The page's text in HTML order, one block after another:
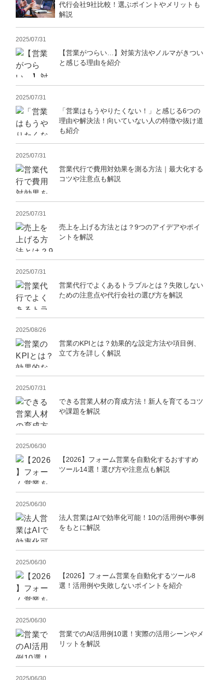
代行会社9社比較！選ぶポイントやメリットも
解説
2025/07/31
【営業がつらい…】対策方法やノルマがきつい
と感じる理由を紹介
2025/07/31
「営業はもうやりたくない！」と感じる6つの
理由や解決法！向いていない人の特徴や抜け道
も紹介
2025/07/31
営業代行で費用対効果を測る方法｜最大化する
コツや注意点も解説
2025/07/31
売上を上げる方法とは？9つのアイデアやポイ
ントを解説
2025/07/31
営業代行でよくあるトラブルとは？失敗しない
ための注意点や代行会社の選び方を解説
2025/08/26
営業のKPIとは？効果的な設定方法や項目例、
立て方を詳しく解説
2025/07/31
できる営業人材の育成方法！新人を育てるコツ
や課題を解説
2025/06/30
【2026】フォーム営業を自動化するおすすめ
ツール14選！選び方や注意点も解説
2025/06/30
法人営業はAIで効率化可能！10の活用例や事例
をもとに解説
2025/06/30
【2026】フォーム営業を自動化するツール8
選！活用例や失敗しないポイントを紹介
2025/06/30
営業でのAI活用例10選！実際の活用シーンやメ
リットを解説
2025/06/30